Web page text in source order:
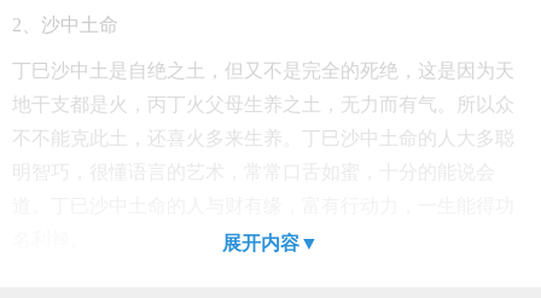
2 、沙中土命
丁巳沙中土是自绝之土，但又不是完全的死绝，这是因为天
地干支都是火，丙丁火父母生养之土，无力而有气。所以众
不不能克此土，还喜火多来生养。丁巳沙中土命的人大多聪
明智巧，很懂语言的艺术，常常口舌如蜜，十分的能说会
展开内容▼